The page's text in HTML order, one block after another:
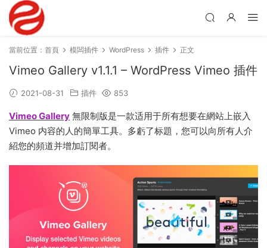
當前位置： 首頁 模闆插件 WordPress 插件 正文
Vimeo Gallery v1.1.1 – WordPress Vimeo 插件
2021-08-31 插件 853
Vimeo Gallery 無限制版是一款适用于所有想要在網站上嵌入
Vimeo 内容的人的簡單工具。多虧了标題，您可以向所有人介
紹您的頻道并增加訂閱者。